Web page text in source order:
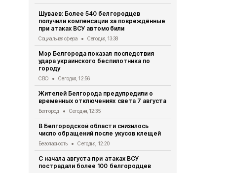
Шуваев: Более 540 белгородцев
получили компенсации за повреждённые
при атаках ВСУ автомобили
Социальная сфера Сегодня, 13:38
Мэр Белгорода показал последствия
удара украинского беспилотника по
городу
СВО Сегодня, 12:56
Жителей Белгорода предупредили о
временных отключениях света 7 августа
Белгород Сегодня, 12:35
В Белгородской области снизилось
число обращений после укусов клещей
Безопасность Сегодня, 12:20
С начала августа при атаках ВСУ
пострадали более 100 белгородцев